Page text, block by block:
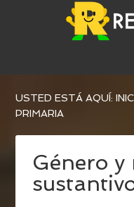
USTED ESTÁ AQUÍ:
PRIMARIA
Género y